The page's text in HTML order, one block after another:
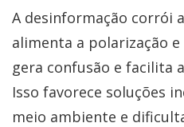
A desinformação corrói
alimenta a polarização
gera confusão e facilita
Isso favorece soluções
meio ambiente e